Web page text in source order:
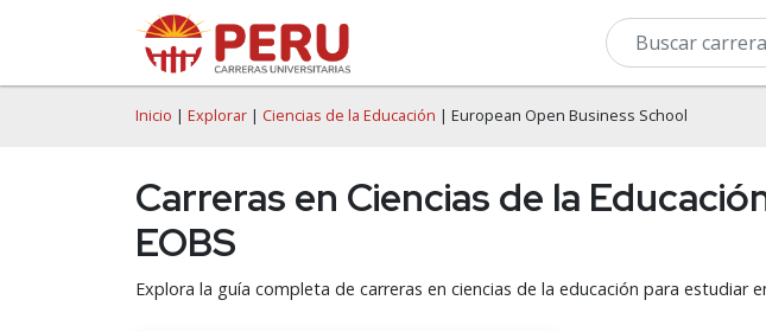
Inicio | Explorar | Ciencias de la Educación | European Open Business School
Carreras en Ciencias de la
EOBS
Explora la guía completa de carreras en ciencias de la educación para estudiar